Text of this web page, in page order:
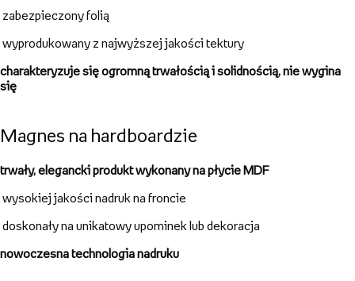
zabezpieczony folią
wyprodukowany z najwyższej jakości tektury
charakteryzuje się ogromną trwałością i solidnością, nie wygina
się
Magnes na hardboardzie
trwały,elegancki produkt wykonany na płycie MDF
wysokiej jakości nadruk na froncie
doskonały na unikatowy upominek lub dekoracja
nowoczesna technologia nadruku